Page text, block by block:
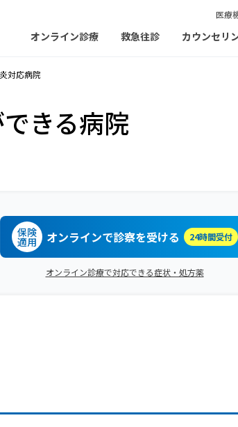
医療
オンライン診療 救急往診 カウンセリ
対応病院
きる病院
保険
適用 オンラインで診察を受ける 24時間受付
オンライン診療で対応できる症状・処方薬